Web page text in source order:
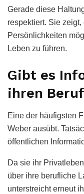
Gerade diese
respektiert. Sie
Persönlichkeiten
Leben zu führen.
Gibt es
ihren
Eine der häufigsten
Weber ausübt.
öffentlichen
Da sie ihr
über ihre berufliche
unterstreicht erneut